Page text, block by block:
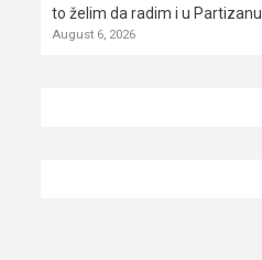
to želim da radim i u Partizanu
August 6, 2026